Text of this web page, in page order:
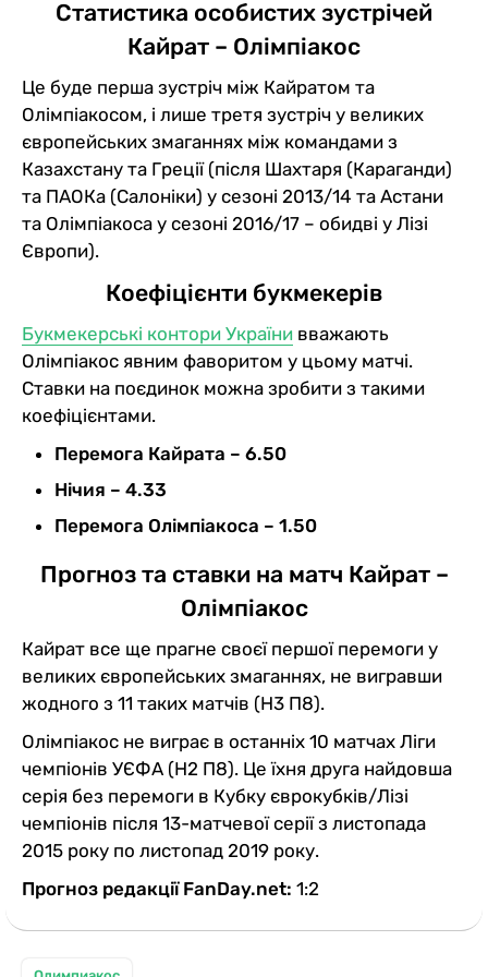
Статистика особистих зустрічей
Кайрат – Олімпіакос
Це буде перша зустріч між Кайратом та
Олімпіакосом, і лише третя зустріч у великих
європейських змаганнях між командами з
Казахстану та Греції (після Шахтаря (Караганди)
та ПАОКа (Салоніки) у сезоні 2013/14 та Астани
та Олімпіакоса у сезоні 2016/17 – обидві у Лізі
Європи).
Коефіцієнти букмекерів
Букмекерські контори України вважають
Олімпіакос явним фаворитом у цьому матчі.
Ставки на поєдинок можна зробити з такими
коефіцієнтами.
Перемога Кайрата – 6.50
Нічия – 4.33
Перемога Олімпіакоса – 1.50
Прогноз та ставки на матч Кайрат –
Олімпіакос
Кайрат все ще прагне своєї першої перемоги у
великих європейських змаганнях, не вигравши
жодного з 11 таких матчів (Н3 П8).
Олімпіакос не виграє в останніх 10 матчах Ліги
чемпіонів УЄФА (Н2 П8). Це їхня друга найдовша
серія без перемоги в Кубку єврокубків/Лізі
чемпіонів після 13-матчевої серії з листопада
2015 року по листопад 2019 року.
Прогноз редакції FanDay.net: 1:2